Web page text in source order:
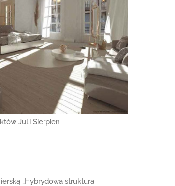
Julii Sierpień
„Hybrydowa struktura